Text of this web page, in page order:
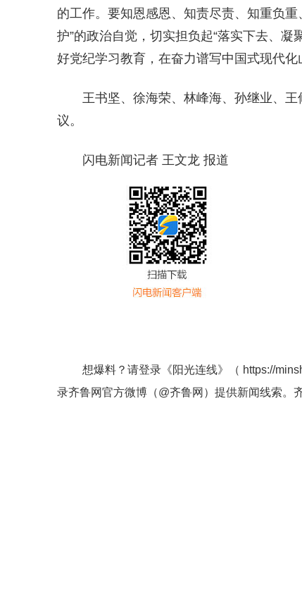
的工作。要知恩感恩、知责尽责、知重负
护”的政治自觉，切实担负起“落实下去、
好党纪学习教育，在奋力谱写中国式现代化
王书坚、徐海荣、林峰海、孙继业、
议。
闪电新闻记者 王文龙 报道
想爆料？请登录《阳光连线》（ https://
录齐鲁网官方微博（@齐鲁网 ）提供新闻线索。